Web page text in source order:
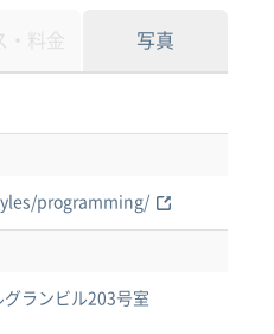
・料金 写真
programming/
ランビル203号室